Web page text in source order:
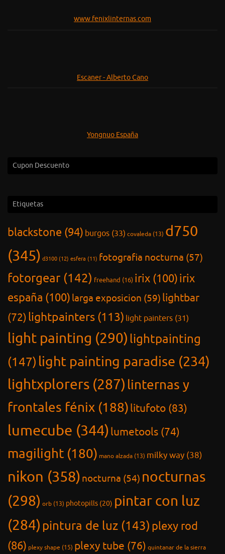
www.fenixlinternas.com
Escaner - Alberto Cano
Yongnuo España
Cupon Descuento
Etiquetas
blackstone (94) burgos (33) covaleda (13) d750
(345) d3100 (12) esfera (11) fotografia nocturna (57)
fotorgear (142) freehand (16) irix (100)irix
españa (100) larga exposicion (59) lightbar
(72)lightpainters (113) light painters (31)
light painting (290) lightpainting
(147) light painting paradise (234)
lightxplorers (287) linternas y
frontales fénix (188)litufoto (83)
lumecube (344)lumetools (74)
magilight (180) mano alzada (13) milky way (38)
nikon (358) nocturna (54) nocturnas
(298) orb (13) photopills (20) pintar con luz
(284) pintura de luz (143) plexy rod
(86) plexy shape (15) plexy tube (76) quintanar de la sierra